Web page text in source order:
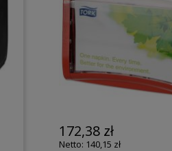
172,38 zł
140,15 zł